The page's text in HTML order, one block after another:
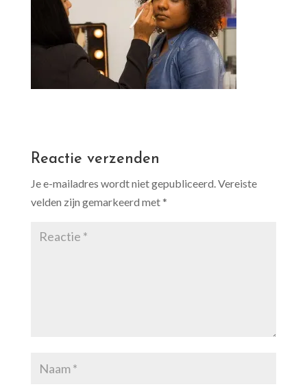
Reactie verzenden
Je e-mailadres wordt niet gepubliceerd.Vereiste
velden zijn gemarkeerd met*